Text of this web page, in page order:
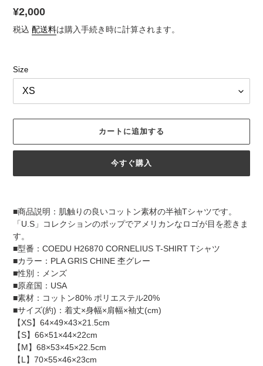
通
常
¥2,000
税込 配送料は購入手続き時に計算されます。
Size
カートに追加する
今すぐ購入
ト
商
品
を
追
加
す
る
■商品説明：肌触りの良いコットン素材の半袖Tシャツです。
「U.S」コレクションのポップでアメリカンなロゴが目を惹きま
す。
■型番：COEDU H26870 CORNELIUS T-SHIRT Tシャツ
■カラー：PLA GRIS CHINE 杢グレー
■性別：メンズ
■原産国：USA
■素材：コットン80% ポリエステル20%
■サイズ(約)：着丈×身幅×肩幅×袖丈(cm)
【XS】64×49×43×21.5cm
【S】66×51×44×22cm
【M】68×53×45×22.5cm
【L】70×55×46×23cm